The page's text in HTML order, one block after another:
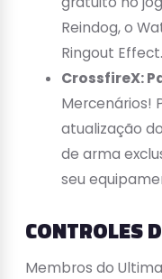
Reindog, o
Ringout Effect.
CrossfireX:
Mercenários!
atualização
de arma
seu
CONTROLES
Membros do